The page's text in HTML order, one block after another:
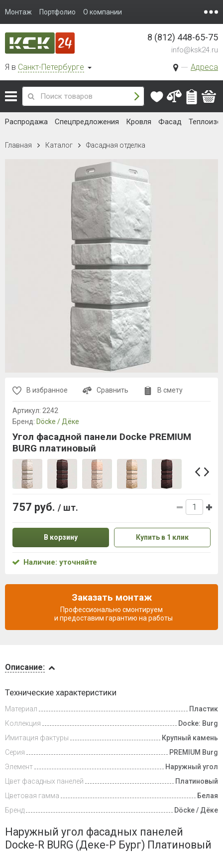
Монтаж Портфолио О компании
Я в Санкт-Петербурге Адреса
8 (812) 448-65-75
info@ksk24.ru
Распродажа Спецпредложения Кровля Фасад
Главная Каталог Фасадная отделка
и оплата
Описание:
Технические характеристики
Материал
Пластик
Коллекция
Docke: Burg
Имитация фактуры
Крупный камень
Серия
PREMIUM Burg
Элемент
Наружный угол
Цвет фасадных панелей
Платиновый
Цветовая гамма
Белая
Бренд
Döcke / Дёке
Наружный угол фасадных панелей
Docke-R BURG (Деке-Р Бург) Платиновый
В избранное Сравнить В смету
Артикул: 2242
Бренд: Döcke / Дёке
Угол фасадной панели Docke PREMIUM
BURG платиновый
757 руб. / шт.
В корзину Купить в 1 клик
Наличие: уточняйте
Заказать монтаж
Профессионально смонтируем
и предоставим гарантию на работы